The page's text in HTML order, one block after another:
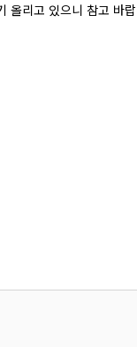
올리고 있으니 참고 바